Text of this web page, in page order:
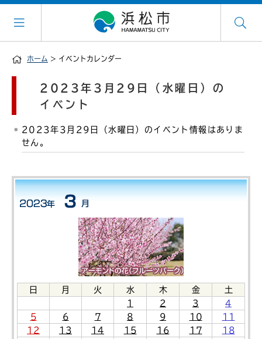
ホーム > イベントカレンダー
日 月 火 水 木 金
土
1
2 3
4
5
6 7 8 9 10
11
12
13 14 15 16 17
18
2023年3月29日（水曜日）の
イベント
2023年3月29日（水曜日）のイベント情報はありま
せん。